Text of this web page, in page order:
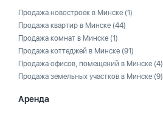
Продажа новостроек в Минске (1)
Продажа квартир в Минске (44)
Продажа комнат в Минске (1)
Продажа коттеджей в Минске (91)
Продажа офисов, помещений в Минске (4)
Продажа земельных участков в Минске (9)
Аренда